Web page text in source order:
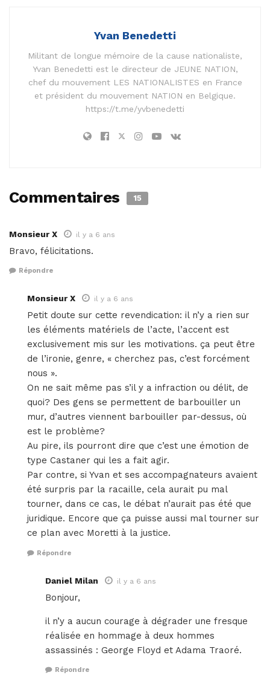
Yvan Benedetti
Militant de longue mémoire de la cause nationaliste,
Yvan Benedetti est le directeur de JEUNE NATION,
chef du mouvement LES NATIONALISTES en France
et président du mouvement NATION en Belgique.
https://t.me/yvbenedetti
Commentaires 15
Monsieur X il y a 6 ans
Bravo, félicitations.
Répondre
Monsieur X il y a 6 ans
Petit doute sur cette revendication: il n’y a rien sur
les éléments matériels de l’acte, l’accent est
exclusivement mis sur les motivations. ça peut être
de l’ironie, genre, « cherchez pas, c’est forcément
nous ».
On ne sait même pas s’il y a infraction ou délit, de
quoi? Des gens se permettent de barbouiller un
mur, d’autres viennent barbouiller par-dessus, où
est le problème?
Au pire, ils pourront dire que c’est une émotion de
type Castaner qui les a fait agir.
Par contre, si Yvan et ses accompagnateurs avaient
été surpris par la racaille, cela aurait pu mal
tourner, dans ce cas, le débat n’aurait pas été que
juridique. Encore que ça puisse aussi mal tourner sur
ce plan avec Moretti à la justice.
Répondre
Daniel Milan il y a 6 ans
Bonjour,
il n’y a aucun courage à dégrader une fresque
réalisée en hommage à deux hommes
assassinés : George Floyd et Adama Traoré.
Répondre